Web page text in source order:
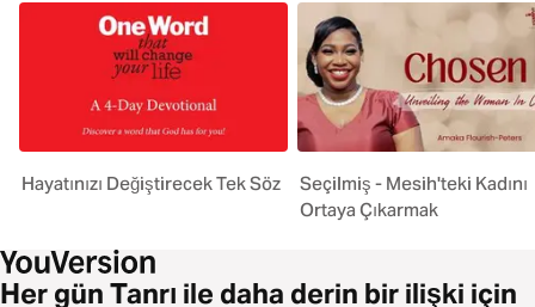
Hayatınızı Değiştirecek Tek Söz
Seçilmiş - Mesih'teki Kadını
Ortaya Çıkarmak
Her gün Tanrı ile daha derin bir ilişki için